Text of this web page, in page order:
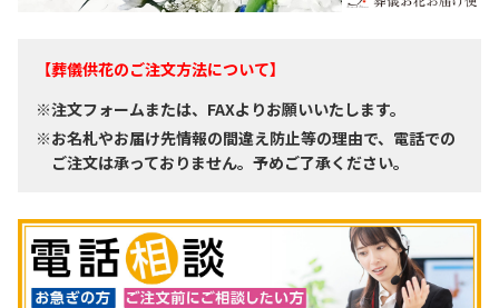
【葬儀供花のご注文方法について】
※注文フォームまたは、FAXよりお願いいたします。
※お名札やお届け先情報の間違え防止等の理由で、電話での
ご注文は承っておりません。予めご了承ください。